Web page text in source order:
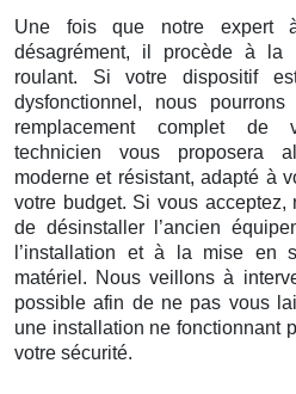
Une fois que notre expert
désagrément, il procède à la
roulant. Si votre dispositif
dysfonctionnel, nous
remplacement complet de
technicien vous proposera
moderne et résistant, adapté à
votre budget. Si vous
de désinstaller l’ancien
l’installation et à la mise en
matériel. Nous veillons à
possible afin de ne pas vous
une installation ne fonctionnant
votre sécurité.